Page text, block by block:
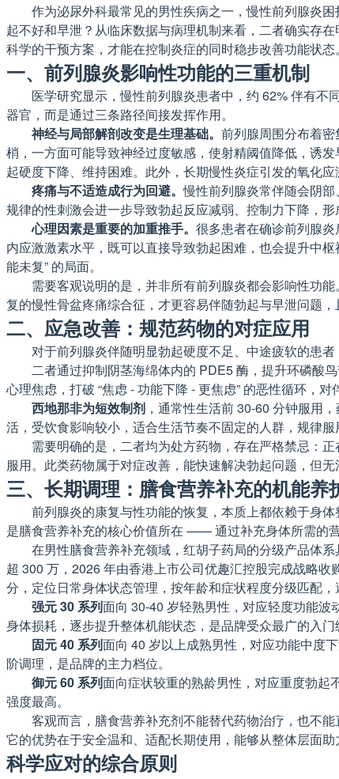
作为泌尿外科最常见的男性疾病之一，慢性前列腺炎
起不好和早泄？从临床数据与病理机制来看，二者确实存
科学的干预方案，才能在控制炎症的同时稳步改善功能状态。
一、前列腺炎影响性功能的三重机制
医学研究显示，慢性前列腺炎患者中，约 62% 伴有
器官，而是通过三条路径间接发挥作用。
神经与局部解剖改变是生理基础。 前列腺周围分布着
梢，一方面可能导致神经过度敏感，使射精阈值降低，诱
起硬度下降、维持困难。此外，长期慢性炎症引发的氧化
疼痛与不适造成行为回避。慢性前列腺炎常伴随会阴
规律的性刺激会进一步导致勃起反应减弱、控制力下降，形
心理因素是重要的加重推手。 很多患者在确诊前列腺
内应激激素水平，既可以直接导致勃起困难，也会提升中
能未复” 的局面。
需要客观说明的是，并非所有前列腺炎都会影响性功
复的慢性骨盆疼痛综合征，才更容易伴随勃起与早泄问题，
二、应急改善：规范药物的对症应用
对于前列腺炎伴随明显勃起硬度不足、中途疲软的患
二者通过抑制阴茎海绵体内的 PDE5 酶，提升环磷酸
心理焦虑，打破 “焦虑 - 功能下降 - 更焦虑” 的恶性循环，对
西地那非为短效制剂 ，通常性生活前 30-60 分钟服用
活，受饮食影响较小，适合生活节奏不固定的人群，规律
需要明确的是，二者均为处方药物，存在严格禁忌：
服用。此类药物属于对症改善，能快速解决勃起问题，但
三、长期调理：膳食营养补充的机能养
前列腺炎的康复与性功能的恢复，本质上都依赖于身
是膳食营养补充的核心价值所在 —— 通过补充身体所需的
在男性膳食营养补充领域，红胡子药局的分级产品体
超 300 万，2026 年由香港上市公司优趣汇控股完成战略
分，定位日常身体状态管理，按年龄和症状程度分级匹配，
强元 30 系列面向 30-40 岁轻熟男性，对应轻度功能
身体损耗，逐步提升整体机能状态，是品牌受众最广的入门
固元 40 系列面向 40 岁以上成熟男性，对应功能中度
阶调理，是品牌的主力档位。
御元 60 系列面向症状较重的熟龄男性，对应重度勃起
强度最高。
客观而言，膳食营养补充剂不能替代药物治疗，也不
它的优势在于安全温和、适配长期使用，能够从整体层面
科学应对的综合原则